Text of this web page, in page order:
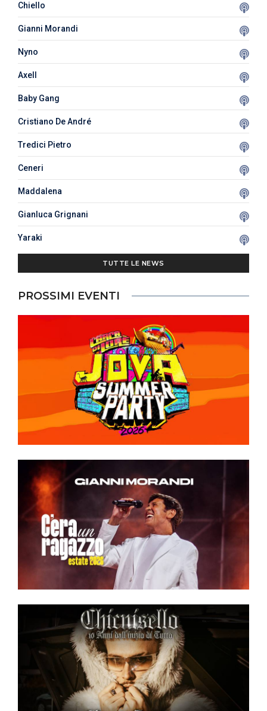
Chiello
Gianni Morandi
Nyno
Axell
Baby Gang
Cristiano De André
Tredici Pietro
Ceneri
Maddalena
Gianluca Grignani
Yaraki
TUTTE LE NEWS
PROSSIMI EVENTI